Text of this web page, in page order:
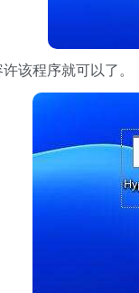
该程序就可以了。